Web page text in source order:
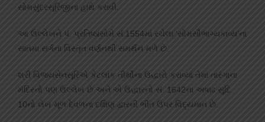
સોમસુંદરસૂરિજીના હાથે કરાવી.
આ ઉલ્લેખને પં. પ્રતિષ્ઠાસોમે સં.1554માં રચેલા ‘સોમસૌભાગ્યકાવ્ય’ના
સાતમા સર્ગના વિસ્તૃત વર્ણનથી સમર્થન મળે છે.
શ્રી વિજયસેનસૂરિએ કેટલાંક તીર્થોના ઉદ્ધારો કરાવ્યાં તેમાં તારંગાના
મંદિરનો પણ ઉલ્લેખ છે અને એ ઉદ્ધારનો સં. 1642ના અષાઢ સુદિ
10નો લેખ મૂળ દેવળના દક્ષિણ દ્વારની ભીંત ઉપર વિદ્યમાન છે.